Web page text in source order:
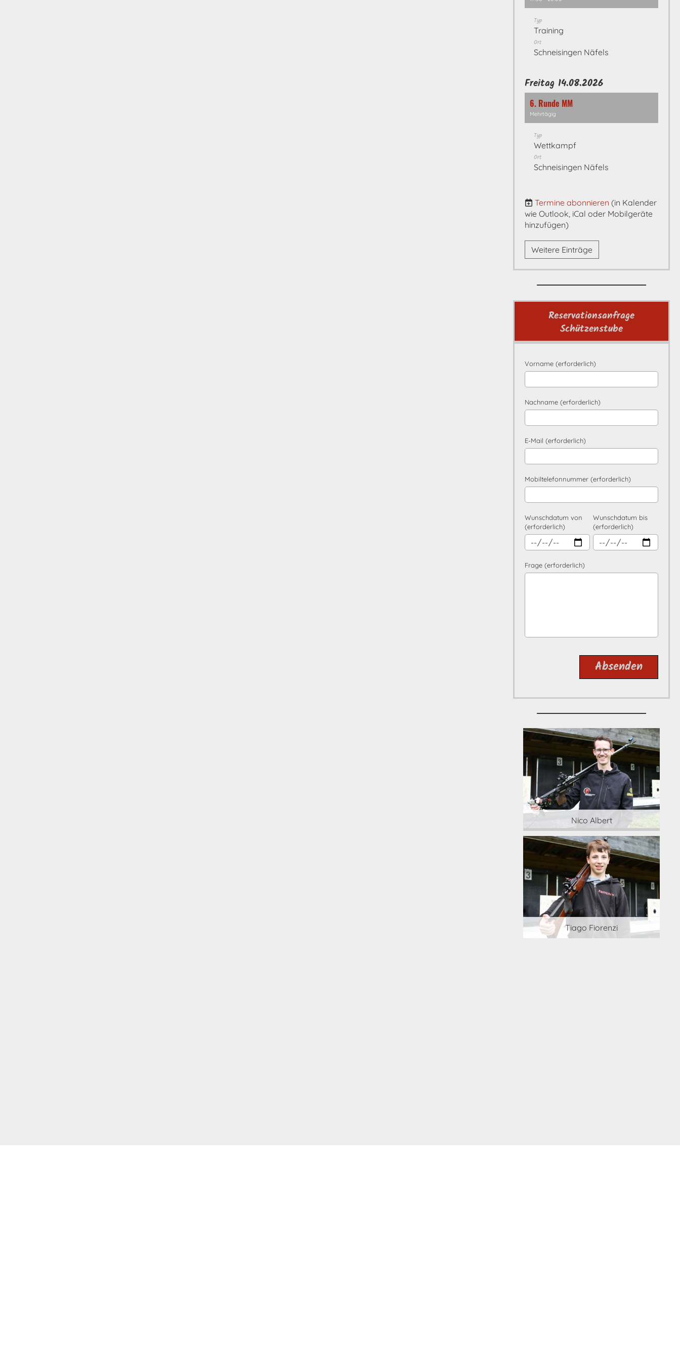
Typ
Training
Ort
Schneisingen Näfels
Freitag 14.08.2026
6. Runde MM
Mehrtägig
Typ
Wettkampf
Ort
Schneisingen Näfels
Termine abonnieren (in Kalender
wie Outlook, iCal oder Mobilgeräte
hinzufügen)
Weitere Einträge
Reservationsanfrage
Schützenstube
Vorname (erforderlich)
Nachname (erforderlich)
E-Mail (erforderlich)
Mobiltelefonnummer (erforderlich)
Wunschdatum von
(erforderlich)
Wunschdatum bis
(erforderlich)
Frage (erforderlich)
Nico Albert
Tiago Fiorenzi